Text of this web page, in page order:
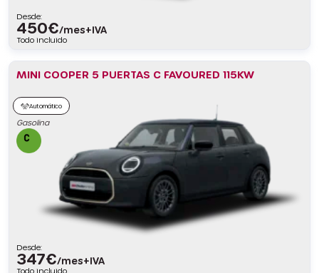
Desde:
450€/mes+IVA
Todo incluido
MINI COOPER 5 PUERTAS C FAVOURED 115KW
Automático
Gasolina
Desde:
347€/mes+IVA
Todo incluido